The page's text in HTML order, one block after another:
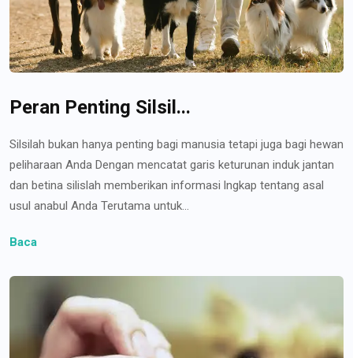
Peran Penting Silsil...
Silsilah bukan hanya penting bagi manusia tetapi juga bagi hewan
peliharaan Anda Dengan mencatat garis keturunan induk jantan
dan betina silislah memberikan informasi lngkap tentang asal
usul anabul Anda Terutama untuk...
Baca